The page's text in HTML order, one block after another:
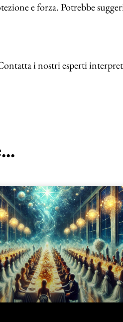
e forza. Potrebbe
i nostri esperti